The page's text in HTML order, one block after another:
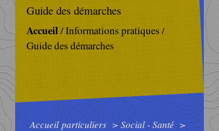
Guide des démarches
Accueil/Informations pratiques/
Guide des démarches
Accueil particuliers >Social - Santé >